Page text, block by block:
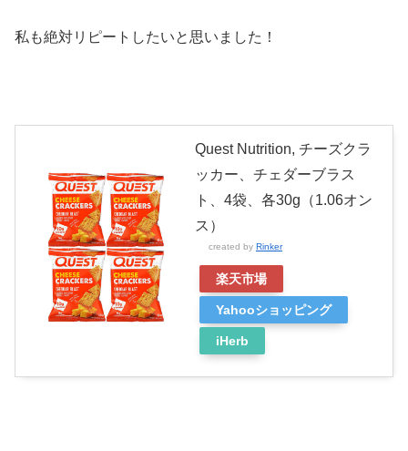
私も絶対リピートしたいと思いました！
Quest Nutrition, チーズクラ
ッカー、チェダーブラス
ト、4袋、各30g（1.06オン
ス）
created by Rinker
楽天市場
Yahooショッピング
iHerb